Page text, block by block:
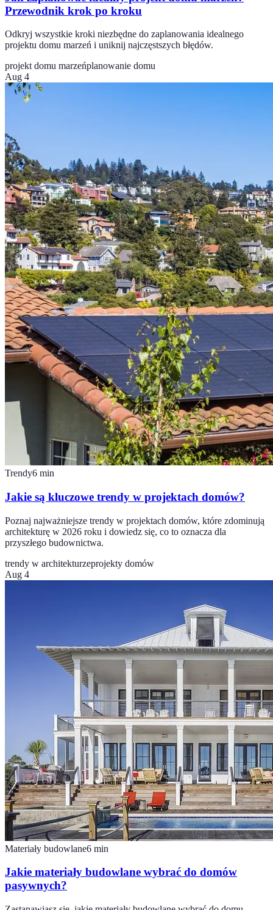
Przewodnik krok po kroku
Odkryj wszystkie kroki niezbędne do zaplanowania idealnego
projektu domu marzeń i uniknij najczęstszych błędów.
projekt domu marzeńplanowanie domu
Aug 4
Trendy6 min
Jakie są kluczowe trendy w projektach domów?
Poznaj najważniejsze trendy w projektach domów, które zdominują
architekturę w 2026 roku i dowiedz się, co to oznacza dla
przyszłego budownictwa.
trendy w architekturzeprojekty domów
Aug 4
Materiały budowlane6 min
Jakie materiały budowlane wybrać do domów
pasywnych?